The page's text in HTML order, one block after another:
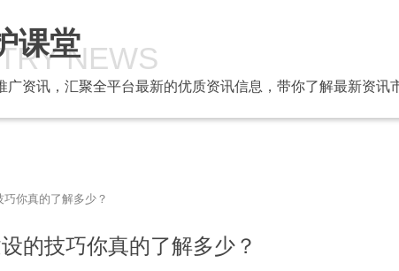
课堂NEWS
广资讯，汇聚全平台最新的优质资讯信息，带你了解最新资讯
巧你真的了解多少？
的技巧你真的了解多少？